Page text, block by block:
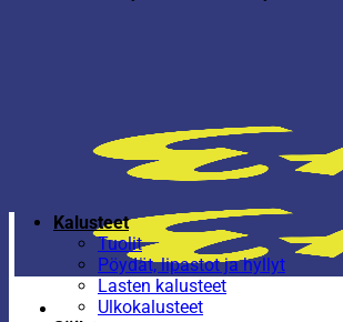
Kalusteet
Tuolit
Pöydät, lipastot ja hyllyt
Lasten kalusteet
Ulkokalusteet